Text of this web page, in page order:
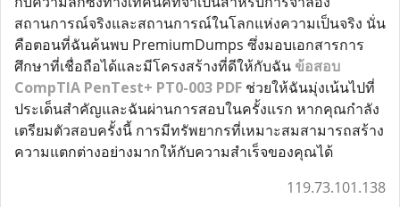
สถานการณ์จริงและสถานการณ์ในโลกแห่งความเป็นจริง นั่น
คือตอนที่ฉันค้นพบ PremiumDumps ซึ่งมอบเอกสารการ
ศึกษาที่เชื่อถือได้และมีโครงสร้างที่ดีให้กับฉัน ข้อสอบ
CompTIA PenTest+ PT0-003 PDF ช่วยให้ฉันมุ่งเน้นไปที่
ประเด็นสำคัญและฉันผ่านการสอบในครั้งแรก หากคุณกำลัง
เตรียมตัวสอบครั้งนี้ การมีทรัพยากรที่เหมาะสมสามารถสร้าง
ความแตกต่างอย่างมากให้กับความสำเร็จของคุณได้
119.73.101.138